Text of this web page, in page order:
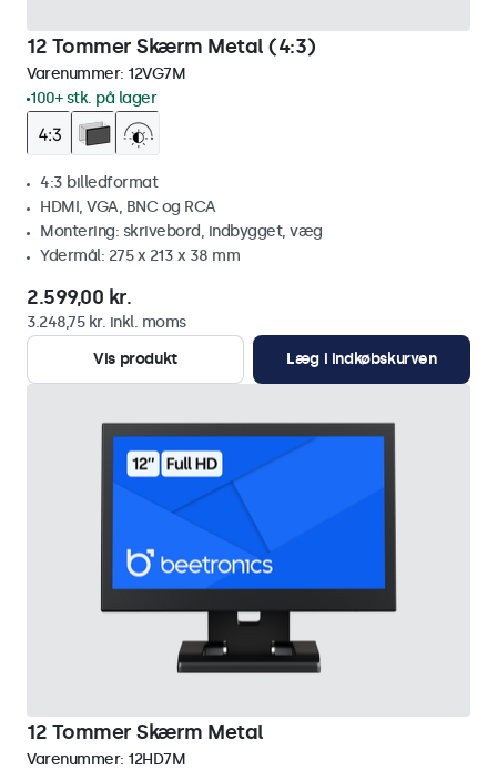
12 Tommer Skærm Metal (4:3)
Varenummer: 12VG7M
100+ stk. på lager
4:3 billedformat
HDMI, VGA, BNC og RCA
Montering: skrivebord, indbygget, væg
Ydermål: 275 x 213 x 38 mm
2.599,00 kr.
3.248,75 kr. inkl. moms
Vis produkt
Læg i indkøbskurven
12 Tommer Skærm Metal
Varenummer: 12HD7M